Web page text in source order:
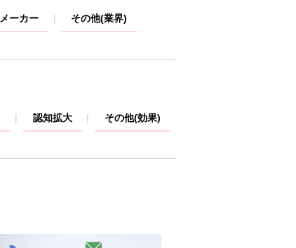
メーカー その他(業界)
認知拡大 その他(効果)